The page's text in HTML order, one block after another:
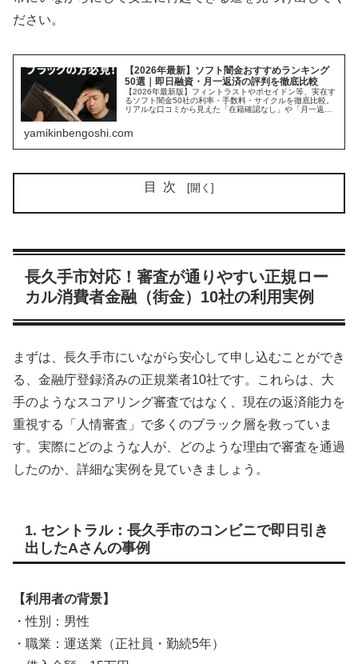
ださい。
【2026年最新】ソフト闇金おすすめランキング
50選｜即日融資・月一返済の評判を徹底比較
【2026年最新版】フィントラストやポセイドン等、実在す
るソフト闇金50社の利率・手数料・サイクルを徹底比較。
リアルな口コミから見えた「在籍確認なし」や「月一返
yamikinbengoshi.com
目次
長久手市対応！審査が通りやすい正規ロー
カル消費者金融（街金）10社の利用実例
まずは、長久手市にいながら安心して申し込むことができ
る、金融庁登録済みの正規業者10社です。これらは、大
手のようなスコアリング審査ではなく、現在の返済能力を
重視する「人情審査」で多くのブラック層を救っていま
す。実際にどのような人が、どのような理由で審査を通過
したのか、詳細な実例を見ていきましょう。
1. セントラル：長久手市のコンビニで即日引き
出したAさんの事例
【利用者の背景】
・性別：男性
・職業：運送業（正社員・勤続5年）